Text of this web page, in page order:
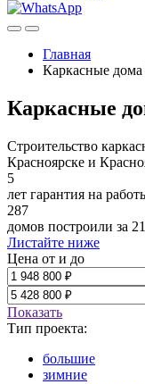
Главная
Каркасные дома
Каркасные
Строительство
Красноярске и
5
лет гарантия на
287
домов построили за
Листайте ниже
Цена от и до
Показать
Тип проекта:
большие
зимние